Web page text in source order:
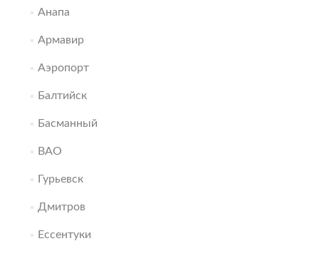
Анапа
Армавир
Аэропорт
Балтийск
Басманный
ВАО
Гурьевск
Дмитров
Ессентуки